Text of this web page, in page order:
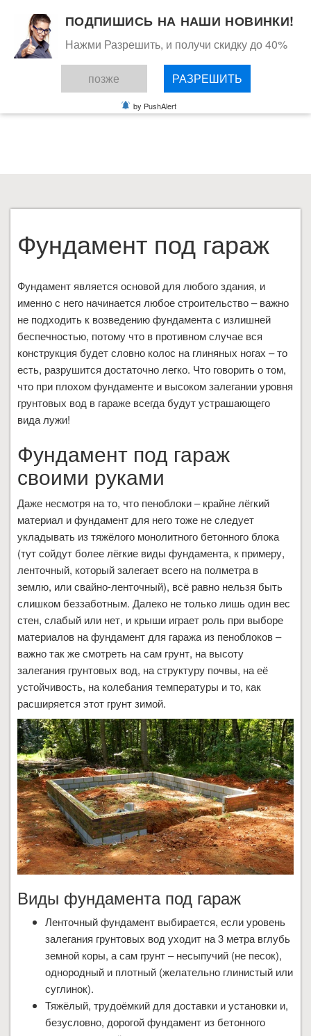
СТАТЬИ
Фундамент под гараж
Фундамент является основой для любого здания, и
именно с него начинается любое строительство – важно
не подходить к возведению фундамента с излишней
беспечностью, потому что в противном случае вся
конструкция будет словно колос на глиняных ногах – то
есть, разрушится достаточно легко. Что говорить о том,
что при плохом фундаменте и высоком залегании уровня
грунтовых вод в гараже всегда будут устрашающего
вида лужи!
Фундамент под гараж
своими руками
Даже несмотря на то, что пеноблоки – крайне лёгкий
материал и фундамент для него тоже не следует
укладывать из тяжёлого монолитного бетонного блока
(тут сойдут более лёгкие виды фундамента, к примеру,
ленточный, который залегает всего на полметра в
землю, или свайно-ленточный), всё равно нельзя быть
слишком беззаботным. Далеко не только лишь один вес
стен, слабый или нет, и крыши играет роль при выборе
материалов на фундамент для гаража из пеноблоков –
важно так же смотреть на сам грунт, на высоту
залегания грунтовых вод, на структуру почвы, на её
устойчивость, на колебания температуры и то, как
расширяется этот грунт зимой.
Виды фундамента под гараж
Ленточный фундамент выбирается, если уровень
залегания грунтовых вод уходит на 3 метра вглубь
земной коры, а сам грунт – несыпучий (не песок),
однородный и плотный (желательно глинистый или
суглинок).
Тяжёлый, трудоёмкий для доставки и установки и,
безусловно, дорогой фундамент из бетонного
ПОДПИШИСЬ НА НАШИ НОВИНКИ!
Нажми Разрешить, и получи скидку до 40%
позже РАЗРЕШИТЬ
by PushAlert